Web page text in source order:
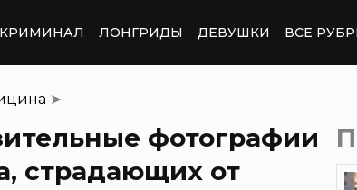
КРИМИНАЛ ЛОНГРИДЫ ДЕВУШКИ ВСЕ
➤
фотографии
страдающих от